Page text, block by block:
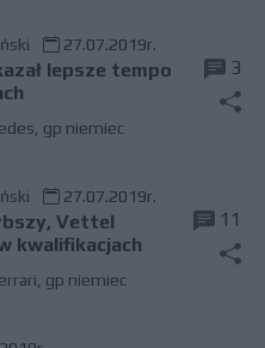
27.07.2019r.
lepsze tempo
gp niemiec
3
27.07.2019r.
Vettel
kwalifikacjach
gp niemiec
11